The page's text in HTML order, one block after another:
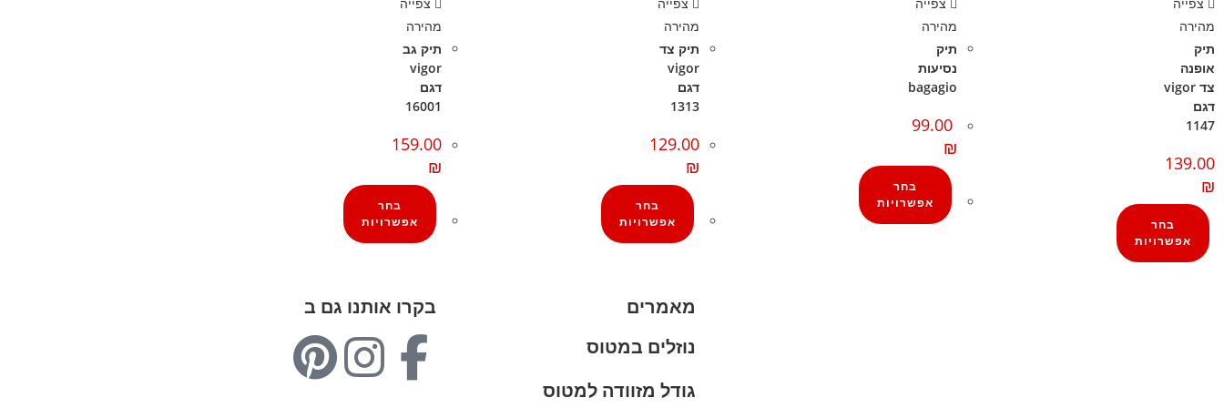
מהירה
תיק
אופנה
צד vigor
דגם
1147
139.00
₪
בחר
אפשרויות
מהירה
תיק
נסיעות
bagagio
99.00
₪
בחר
אפשרויות
מהירה
תיק צד
vigor
דגם
1313
129.00
₪
בחר
אפשרויות
מהירה
תיק גב
vigor
דגם
16001
159.00
₪
בחר
אפשרויות
מאמרים
נוזלים במטוס
גודל מזוודה למטוס
בקרו אותנו גם ב